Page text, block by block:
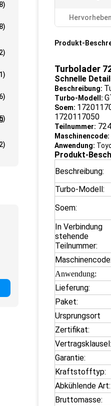
Produkt-
Turbolader
Schnelle
Beschreibung:
Turbo-Modell:
Soem:
1720117050
Teilnummer:
Maschinencode:
Anwendung:
Produkt-
Beschreibung:
Turbo-Modell:
Soem:
In Verbindung
stehende
Teilnummer:
Maschinencode:
Anwendung:
Lieferung:
Paket:
Ursprungsort
Zertifikat:
Vertragsklausel:
Garantie:
Kraftstofftyp:
Abkühlende Art:
Bruttomasse: